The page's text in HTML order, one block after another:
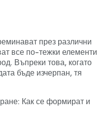
през различни
все по-тежки елементи
Въпреки това, когато
бъде изчерпан, тя